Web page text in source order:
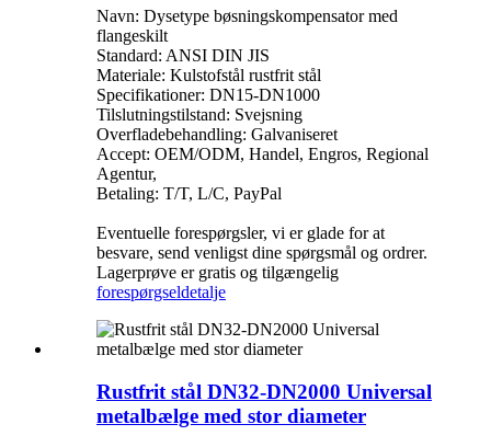
Navn: Dysetype bøsningskompensator med
flangeskilt
Standard: ANSI DIN JIS
Materiale: Kulstofstål rustfrit stål
Specifikationer: DN15-DN1000
Tilslutningstilstand: Svejsning
Overfladebehandling: Galvaniseret
Accept: OEM/ODM, Handel, Engros, Regional
Agentur,
Betaling: T/T, L/C, PayPal
Eventuelle forespørgsler, vi er glade for at
besvare, send venligst dine spørgsmål og ordrer.
Lagerprøve er gratis og tilgængelig
forespørgseldetalje
Rustfrit stål DN32-DN2000 Universal
metalbælge med stor diameter